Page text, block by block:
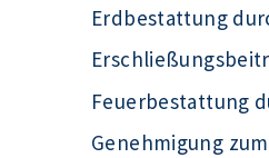
Erdbestattung
Feuerbestattung
Genehmigung